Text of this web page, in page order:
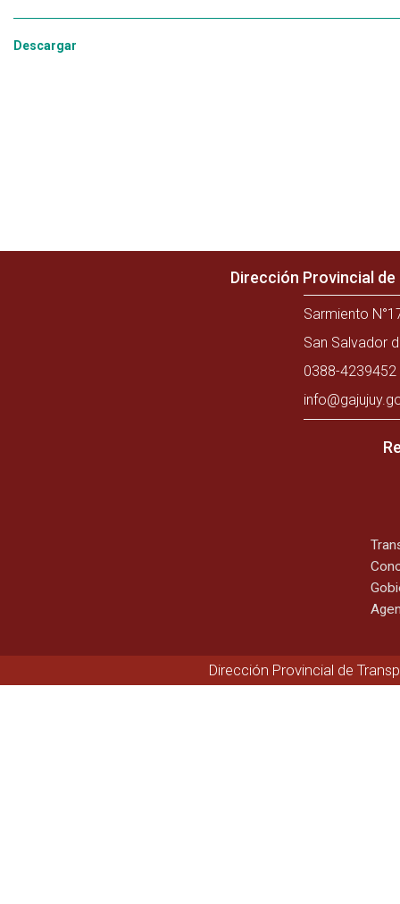
Descargar
Dirección Provincial
Sarmiento
San Salvador
0388-
Dirección Provincial de